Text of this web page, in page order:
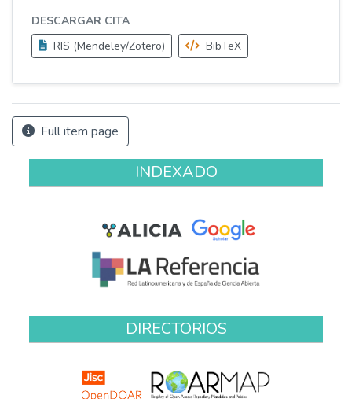
DESCARGAR CITA
RIS (Mendeley/Zotero)
BibTeX
Full item page
INDEXADO
DIRECTORIOS